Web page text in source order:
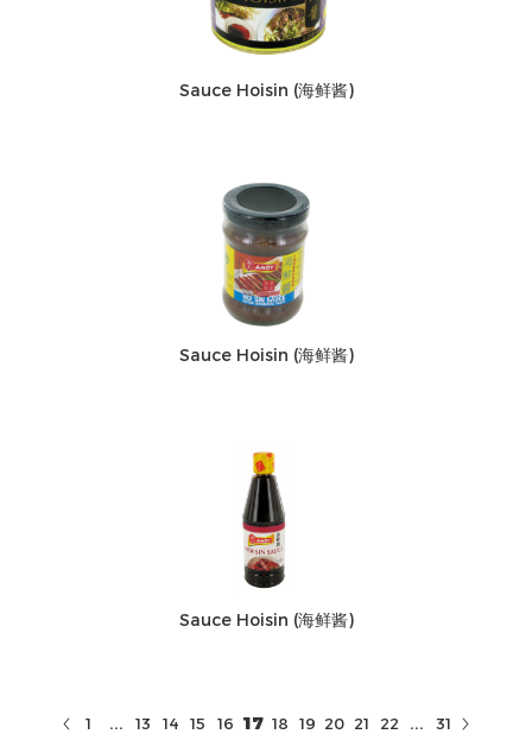
Sauce Hoisin (海鲜酱)
Sauce Hoisin (海鲜酱)
Sauce Hoisin (海鲜酱)
1 ... 13 14 15 16 17 18 19 20 21 22 ... 31